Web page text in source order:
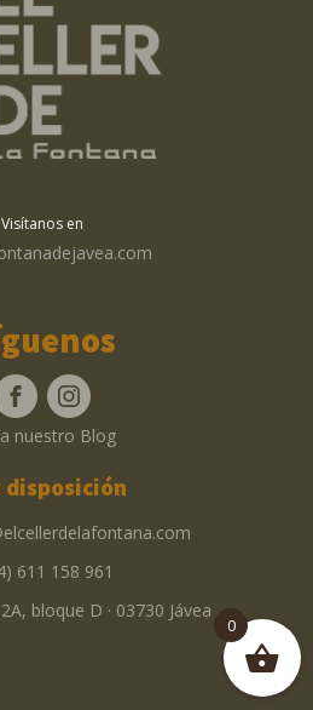
Visítanos en
nuestro Blog
disposición
611 158 961
bloque D · 03730 Jávea
0